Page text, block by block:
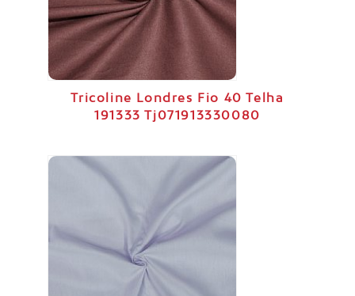
Tricoline Londres Fio 40 Telha
191333 Tj071913330080